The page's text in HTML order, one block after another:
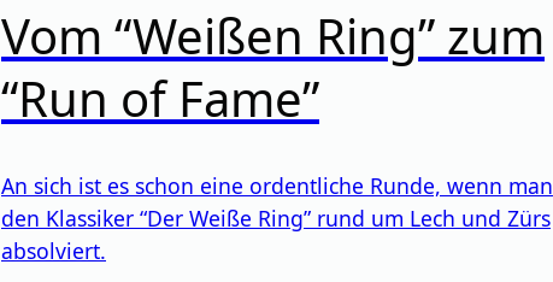
Vom “Weißen Ring” zum
“Run of Fame”
An sich ist es schon eine ordentliche Runde, wenn man
den Klassiker “Der Weiße Ring” rund um Lech und Zürs
absolviert.